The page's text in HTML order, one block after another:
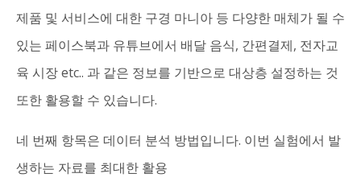
제품 및 서비스에 대한 구경 마니아 등 다양한 매체가 될 수
있는 페이스북과 유튜브에서 배달 음식, 간편결제, 전자교
육 시장 etc.. 과 같은 정보를 기반으로 대상층 설정하는 것
또한 활용할 수 있습니다.
네 번째 항목은 데이터 분석 방법입니다. 이번 실험에서 발
생하는 자료를 최대한 활용